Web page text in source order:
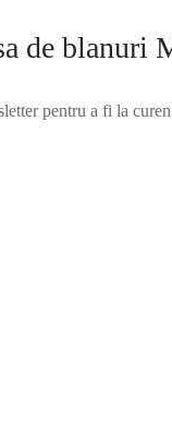
de blanuri
pentru a fi la